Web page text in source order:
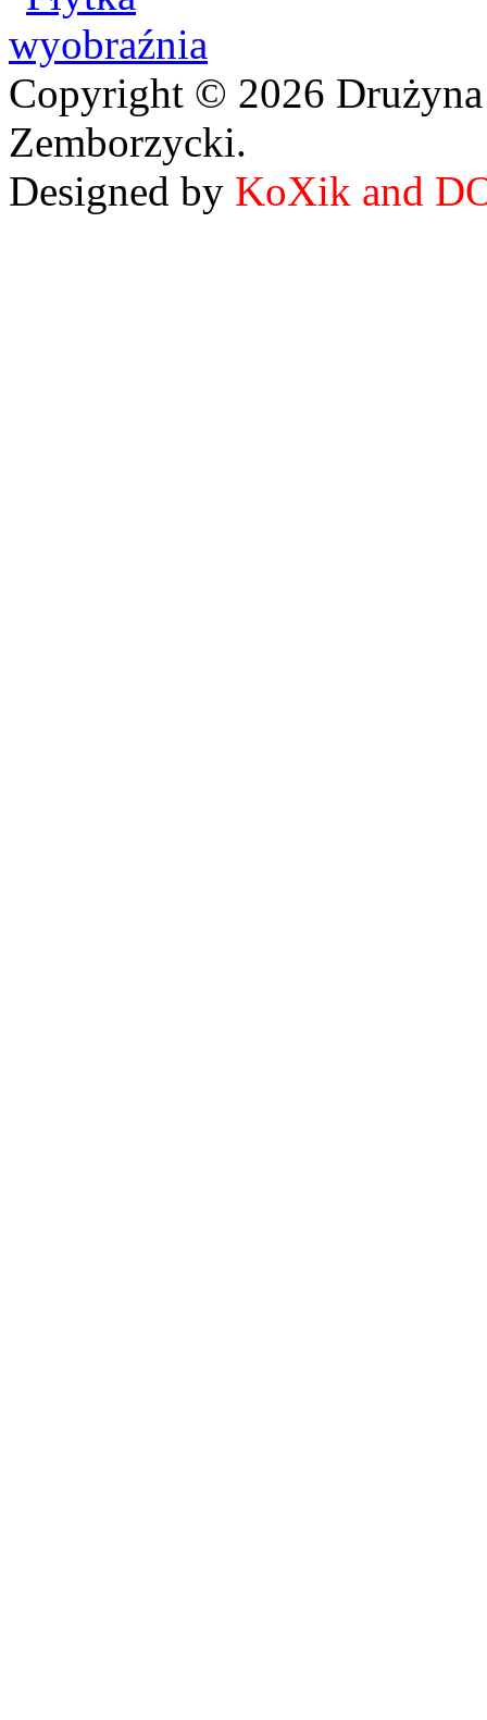
Copyright © 2026
Zemborzycki.
Designed by KoXik and